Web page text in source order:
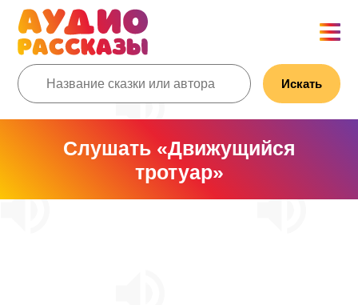
Искать
Слушать «Движущийся
тротуар»